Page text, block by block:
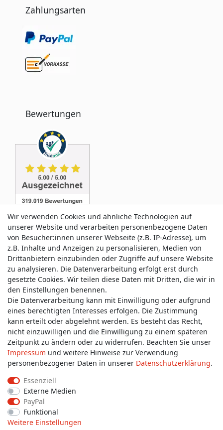
Zahlungsarten
Bewertungen
Service & Kontakt
Wünschen Sie einen Rückruf?
service@allmyclothes.de
Schreiben Sie uns:
service@allmyclothes.de
Impressum
Widerrufs­recht
Wir verwenden Cookies und ähnliche Technologien auf
unserer Website und verarbeiten personenbezogene Daten
von Besucher:innen unserer Webseite (z.B. IP-Adresse), um
z.B. Inhalte und Anzeigen zu personalisieren, Medien von
Drittanbietern einzubinden oder Zugriffe auf unsere Website
zu analysieren. Die Datenverarbeitung erfolgt erst durch
gesetzte Cookies. Wir teilen diese Daten mit Dritten, die wir in
den Einstellungen benennen.
Die Datenverarbeitung kann mit Einwilligung oder aufgrund
eines berechtigten Interesses erfolgen. Die Zustimmung
kann erteilt oder abgelehnt werden. Es besteht das Recht,
nicht einzuwilligen und die Einwilligung zu einem späteren
Zeitpunkt zu ändern oder zu widerrufen. Beachten Sie unser
Impressum und weitere Hinweise zur Verwendung
personenbezogener Daten in unserer Daten­schutz­erklärung.
Essenziell
Externe Medien
PayPal
Funktional
Weitere Einstellungen